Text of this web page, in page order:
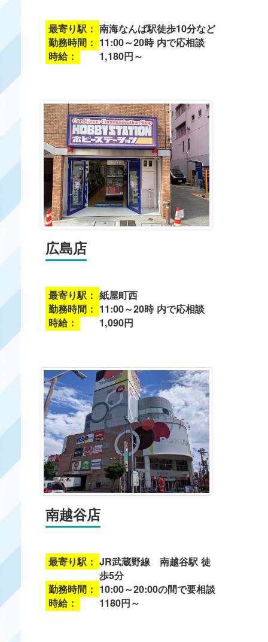
最寄り駅： 南海なんば駅徒歩10分など
勤務時間： 11:00～20時 内で応相談
時給：
1,180円～
広島店
最寄り駅： 紙屋町西
勤務時間： 11:00～20時 内で応相談
時給：
1,090円
南越谷店
最寄り駅： JR武蔵野線 南越谷駅 徒
歩5分
勤務時間： 10:00～20:00の間で要相談
時給：
1180円～